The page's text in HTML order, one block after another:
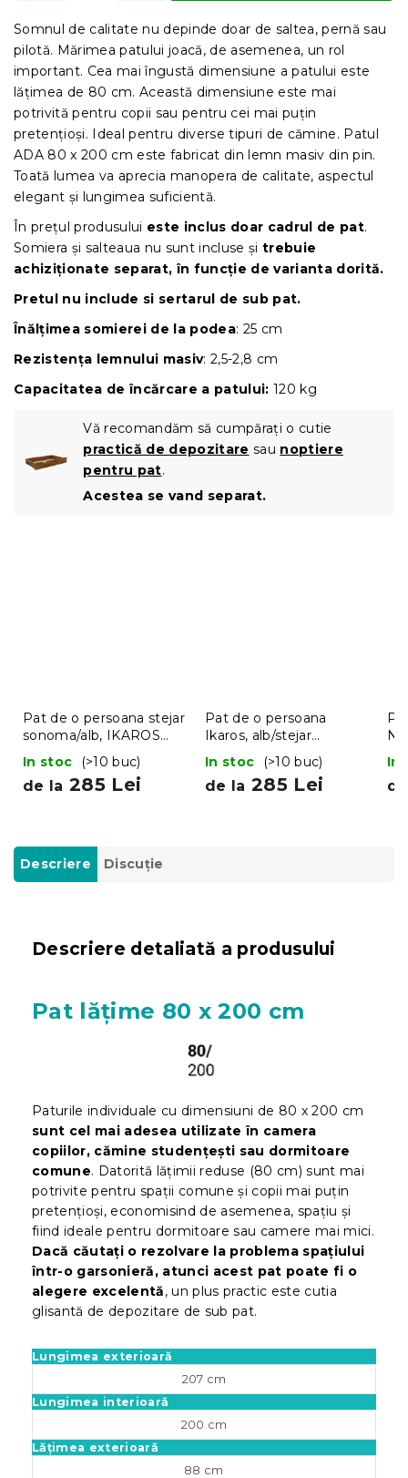
Somnul de calitate nu depinde doar de saltea, pernă sau
pilotă. Mărimea patului joacă, de asemenea, un rol
important. Cea mai îngustă dimensiune a patului este
lățimea de 80 cm. Această dimensiune este mai
potrivită pentru copii sau pentru cei mai puțin
pretențioși. Ideal pentru diverse tipuri de cămine. Patul
ADA 80 x 200 cm este fabricat din lemn masiv din pin.
Toată lumea va aprecia manopera de calitate, aspectul
elegant și lungimea suficientă.
În prețul produsului este inclus doar cadrul de pat.
Somiera și salteaua nu sunt incluse și trebuie
achiziționate separat, în funcție de varianta dorită.
Pretul nu include si sertarul de sub pat.
Înălțimea somierei de la podea: 25 cm
Rezistența lemnului masiv: 2,5-2,8 cm
Capacitatea de încărcare a patului: 120 kg
Vă recomandăm să cumpărați o cutie
practică de depozitare sau noptiere
pentru pat.
Acestea se vand separat.
Pat de o persoana stejar
sonoma/alb, IKAROS
DOUBLE 90 x 200 cm
In stoc (>10 buc)
de la 285 Lei
Pat de o persoana
Ikaros, alb/stejar
sonoma 90x200 cm
In stoc (>10 buc)
de la 285 Lei
In
Descriere Discuţie
Descriere detaliată a produsului
Pat lățime 80 x 200 cm
Paturile individuale cu dimensiuni de 80 x 200 cm
sunt cel mai adesea utilizate în camera
copiilor, cămine studențești sau dormitoare
comune. Datorită lățimii reduse (80 cm) sunt mai
potrivite pentru spații comune și copii mai puțin
pretențioși, economisind de asemenea, spațiu și
fiind ideale pentru dormitoare sau camere mai mici.
Dacă căutați o rezolvare la problema spațiului
într-o garsonieră, atunci acest pat poate fi o
alegere excelentă, un plus practic este cutia
glisantă de depozitare de sub pat.
Lungimea exterioară
207 cm
Lungimea interioară
200 cm
Lățimea exterioară
88 cm